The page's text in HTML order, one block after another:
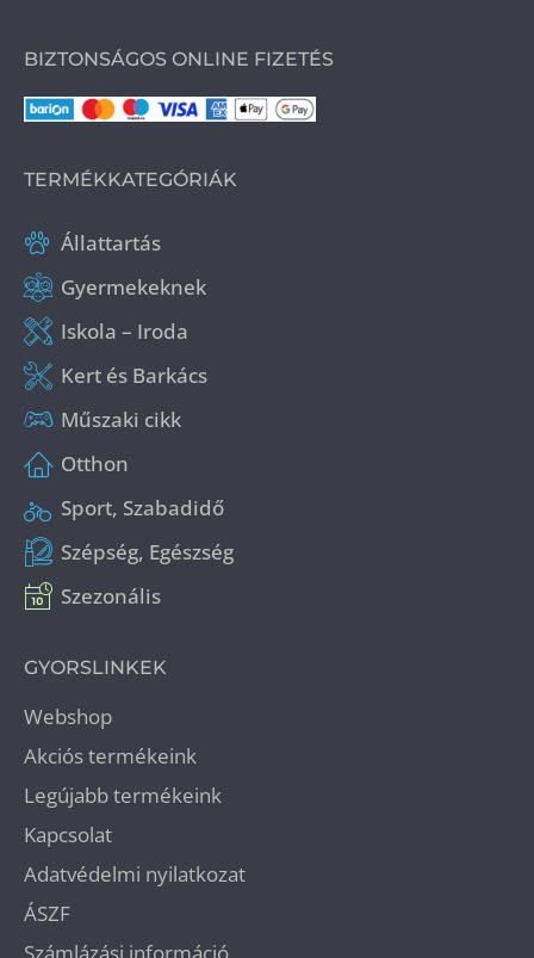
BIZTONSÁGOS ONLINE FIZETÉS
TERMÉKKATEGÓRIÁK
Állattartás
Gyermekeknek
Iskola – Iroda
Kert és Barkács
Műszaki cikk
Otthon
Sport, Szabadidő
Szépség, Egészség
Szezonális
GYORSLINKEK
Webshop
Akciós termékeink
Legújabb termékeink
Kapcsolat
Adatvédelmi nyilatkozat
ÁSZF